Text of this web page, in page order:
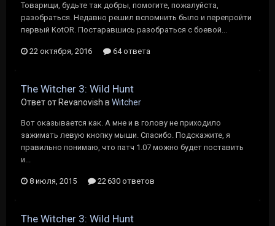
Товарищи, будьте так добры, помогите, пожалуйста,
разобраться. Недавно решил вспомнить было и перепройти
первый KotOR. Постаравшись разобраться с боевой...
22 октября, 2016 64 ответа
The Witcher 3: Wild Hunt
Ответ от Revanovish в Witcher
Вот оказывается как. А мне и в голову не приходило
зажимать левую кнопку мыши. Спасибо. Подскажите, я
правильно понимаю, что патч 1.07 можно будет поставить
и...
8 июля, 2015 22 630 ответов
The Witcher 3: Wild Hunt